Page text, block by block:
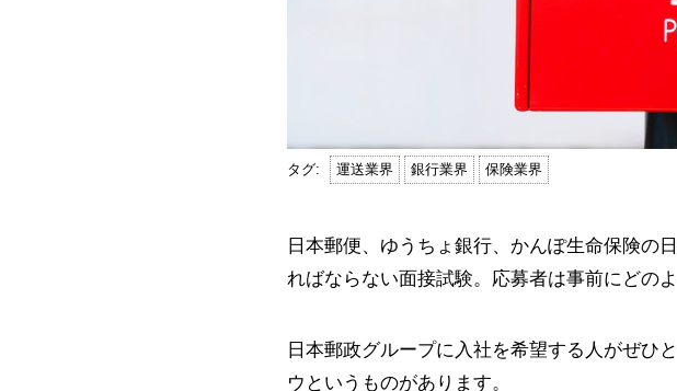
運送業界 銀行業界 保険業界
日本郵便、ゆうちょ銀行、かんぽ生命保険の
ればならない面接試験。応募者は事前にどの
日本郵政グループに入社を希望する人がぜひ
ウというものがあります。